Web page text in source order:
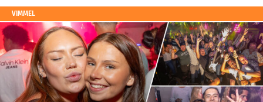
VIMMEL